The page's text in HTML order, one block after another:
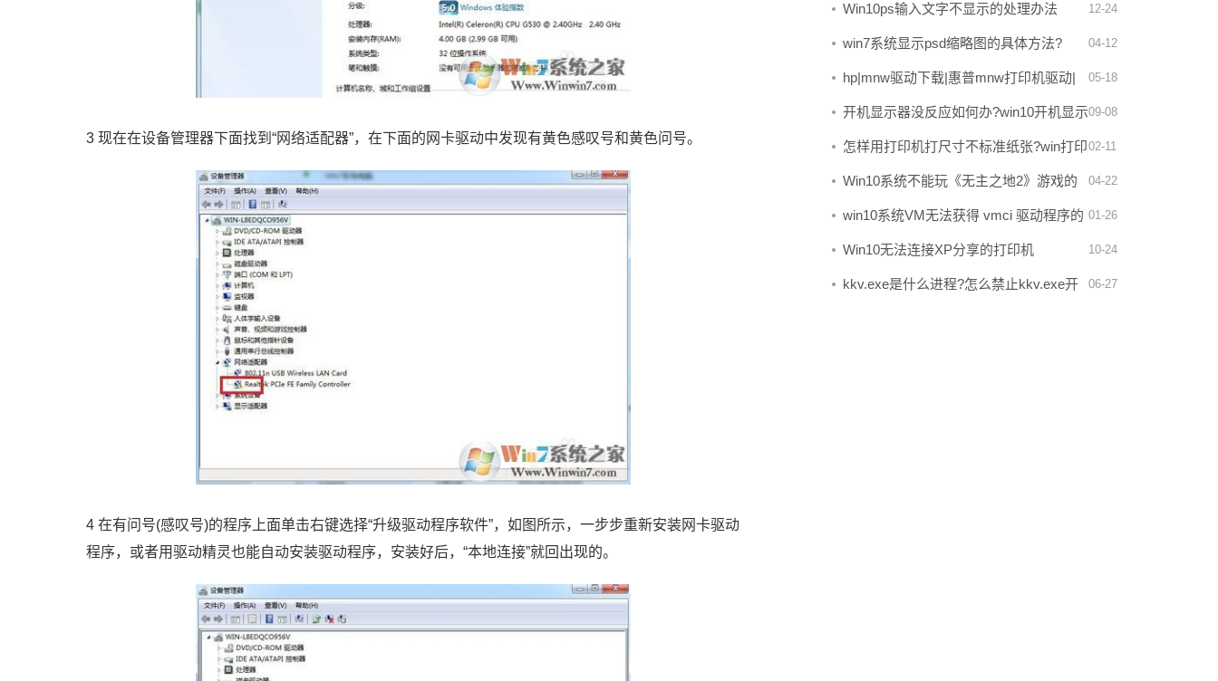
3 现在在设备管理器下面找到“网络适配器”，在下面的网卡驱动中发现有黄色感叹号和黄色问号。
4 在有问号(感叹号)的程序上面单击右键选择“升级驱动程序软件”，如图所示，一步步重新安装网卡驱动
程序，或者用驱动精灵也能自动安装驱动程序，安装好后，“本地连接”就回出现的。
v1.939免费版
Win10ps输入文字不显示的处理办法 12-24
win7系统显示psd缩略图的具体方法? 04-12
hp|mnw驱动下载|惠普mnw打印机驱动|
绿色版v1.42官方安装版
05-18
开机显示器没反应如何办?win10开机显示
器点不亮的处理办法
09-08
怎样用打印机打尺寸不标准纸张?win打印
机打印非标准纸张的办法
02-11
Win10系统不能玩《无主之地2》游戏的
处理方案
04-22
win10系统VM无法获得 vmci 驱动程序的
版本: 句柄无效如何办?
01-26
Win10无法连接XP分享的打印机
0x0000000d错误处理办法
10-24
kkv.exe是什么进程?怎么禁止kkv.exe开 06-27